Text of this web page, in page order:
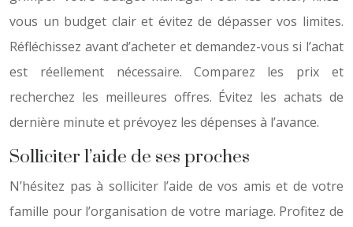
vous un budget clair et évitez de dépasser vos limites.
Réfléchissez avant d’acheter et demandez-vous si l’achat
est réellement nécessaire. Comparez les prix et
recherchez les meilleures offres. Évitez les achats de
dernière minute et prévoyez les dépenses à l’avance.
Solliciter l’aide de ses proches
N’hésitez pas à solliciter l’aide de vos amis et de votre
famille pour l’organisation de votre mariage. Profitez de